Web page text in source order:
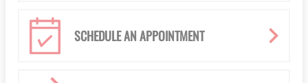
SCHEDULE AN APPOINTMENT